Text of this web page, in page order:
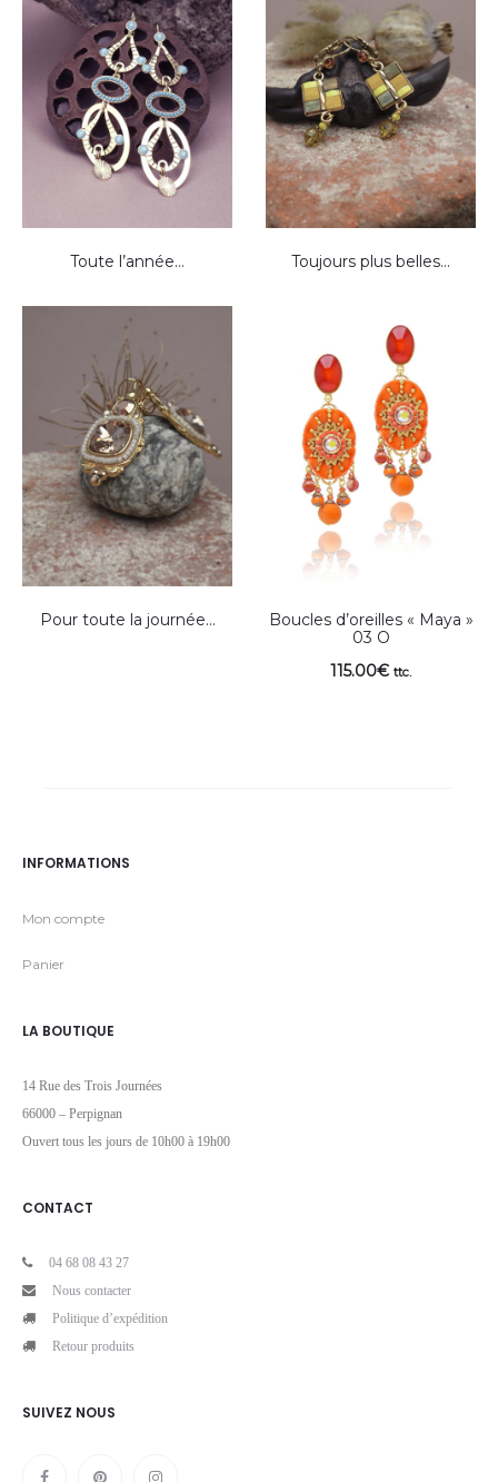
Toute l’année… Toujours plus belles…
Pour toute la journée…
Boucles d’oreilles « Maya »
03 O
115.00€ ttc.
INFORMATIONS
Mon compte
Panier
LA BOUTIQUE
14 Rue des Trois Journées
66000 – Perpignan
Ouvert tous les jours de 10h00 à 19h00
CONTACT
04 68 08 43 27
Nous contacter
Politique d’expédition
Retour produits
SUIVEZ NOUS